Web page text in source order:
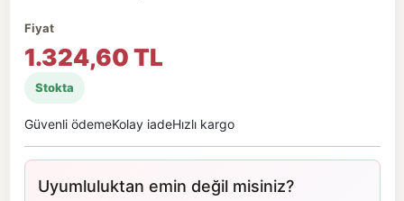
Fiyat
1.324,60 TL
Stokta
Güvenli ödemeKolay iadeHızlı kargo
Uyumluluktan emin değil misiniz?